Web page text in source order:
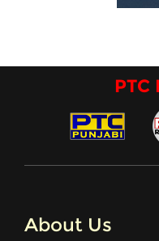
PTC
About Us